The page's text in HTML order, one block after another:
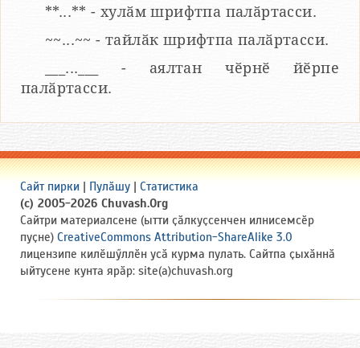
**...** - хулӑм шрифтпа палӑртасси.
~~...~~ - тайлӑк шрифтпа палӑртасси.
___...___ - аялтан чӗрнӗ йӗрпе
палӑртасси.
Сайт пирки | Пулӑшу | Статистика
(c) 2005-2026 Chuvash.Org
Сайтри материалсене (ытти ҫӑлкуҫсенчен илнисемсӗр
пуҫне) CreativeCommons Attribution-ShareAlike 3.0
лицензипе килӗшӳллӗн усӑ курма пулать. Сайтпа ҫыхӑннӑ
ыйтусене кунта ярӑр: site(a)chuvash.org